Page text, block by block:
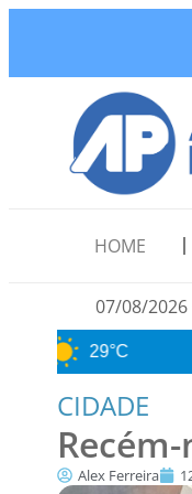
HOME
07/08/2026
7 Ago
CIDADE
Alex Ferreira